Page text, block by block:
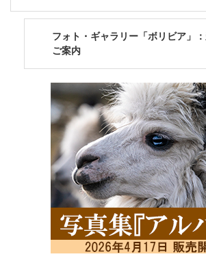
フォト・ギャラリー「ボリビア」
ご案内